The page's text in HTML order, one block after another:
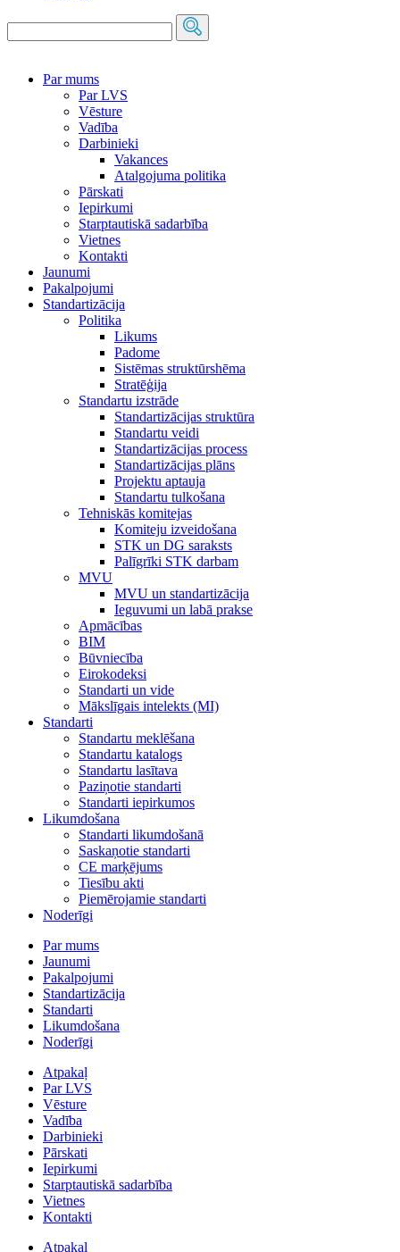
Par mums
Par LVS
Vēsture
Vadība
Darbinieki
Vakances
Atalgojuma politika
Pārskati
Iepirkumi
Starptautiskā sadarbība
Vietnes
Kontakti
Jaunumi
Pakalpojumi
Standartizācija
Politika
Likums
Padome
Sistēmas struktūrshēma
Stratēģija
Standartu izstrāde
Standartizācijas struktūra
Standartu veidi
Standartizācijas process
Standartizācijas plāns
Projektu aptauja
Standartu tulkošana
Tehniskās komitejas
Komiteju izveidošana
STK un DG saraksts
Palīgrīki STK darbam
MVU
MVU un standartizācija
Ieguvumi un labā prakse
Apmācības
BIM
Būvniecība
Eirokodeksi
Standarti un vide
Mākslīgais intelekts (MI)
Standarti
Standartu meklēšana
Standartu katalogs
Standartu lasītava
Paziņotie standarti
Standarti iepirkumos
Likumdošana
Standarti likumdošanā
Saskaņotie standarti
CE marķējums
Tiesību akti
Piemērojamie standarti
Noderīgi
Par mums
Jaunumi
Pakalpojumi
Standartizācija
Standarti
Likumdošana
Noderīgi
Atpakaļ
Par LVS
Vēsture
Vadība
Darbinieki
Pārskati
Iepirkumi
Starptautiskā sadarbība
Vietnes
Kontakti
Atpakaļ